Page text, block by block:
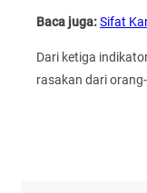
Baca juga:Sifat
Dari ketiga
rasakan dari